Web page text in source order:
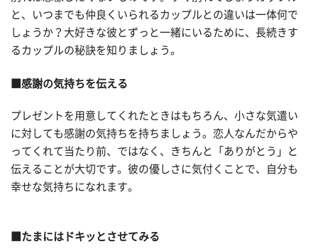
と、いつまでも仲良くいられるカップルとの違いは一体何で
しょうか？大好きな彼とずっと一緒にいるために、長続きす
るカップルの秘訣を知りましょう。
■感謝の気持ちを伝える
プレゼントを用意してくれたときはもちろん、小さな気遣い
に対しても感謝の気持ちを持ちましょう。恋人なんだからや
ってくれて当たり前、ではなく、きちんと「ありがとう」と
伝えることが大切です。彼の優しさに気付くことで、自分も
幸せな気持ちになれます。
■たまにはドキッとさせてみる